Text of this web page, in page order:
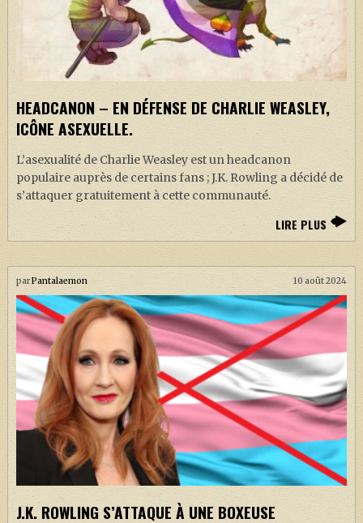
HEADCANON – EN DÉFENSE DE CHARLIE WEASLEY,
ICÔNE ASEXUELLE.
L’asexualité de Charlie Weasley est un headcanon
populaire auprès de certains fans ; J.K. Rowling a décidé de
s’attaquer gratuitement à cette communauté.
LIRE PLUS
parPantalaemon 10 août 2024
J.K. ROWLING S’ATTAQUE À UNE BOXEUSE